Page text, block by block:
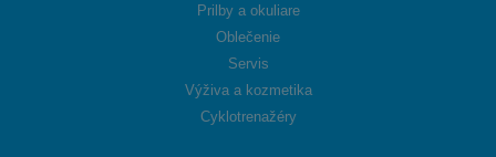
Prilby a okuliare
Oblečenie
Servis
Výživa a kozmetika
Cyklotrenažéry